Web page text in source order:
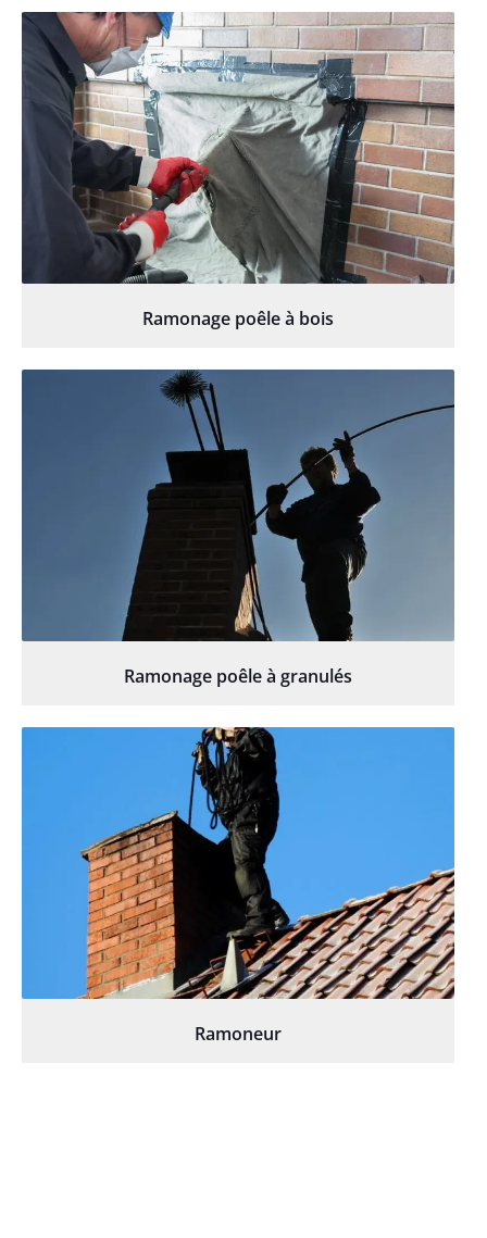
Ramonage poêle à bois
Ramonage poêle à granulés
Ramoneur